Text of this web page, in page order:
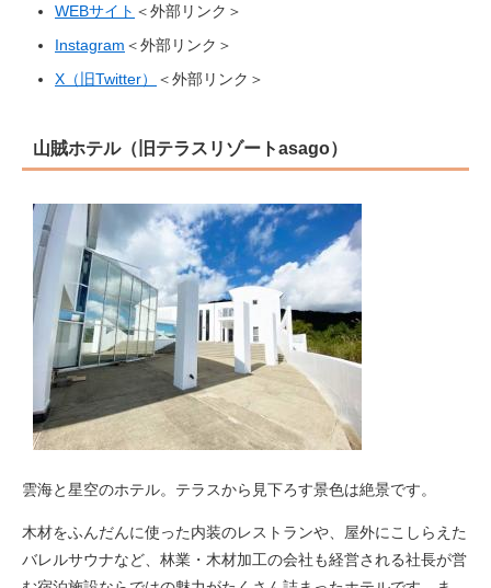
WEBサイト ＜外部リンク＞
Instagram ＜外部リンク＞
X（旧Twitter）
＜外部リンク＞
山賊ホテル（旧テラスリゾートasago）
雲海と星空のホテル。テラスから見下ろす景色は絶景です。
木材をふんだんに使った内装のレストランや、屋外にこしらえた
バレルサウナなど、林業・木材加工の会社も経営される社長が営